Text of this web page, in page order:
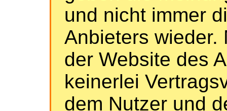
und nicht immer
Anbieters wieder.
der Website des
keinerlei
dem Nutzer und